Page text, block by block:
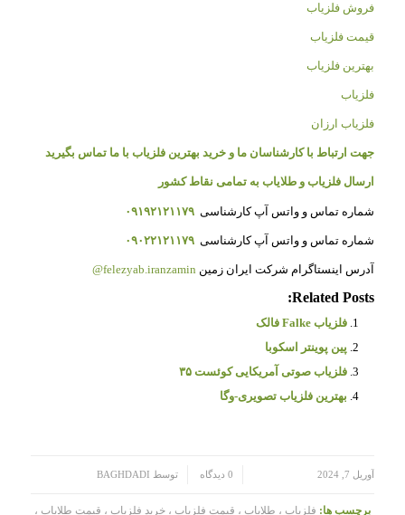
فروش فلزیاب
قیمت فلزیاب
بهترین فلزیاب
فلزیاب
فلزیاب ارزان
جهت ارتباط با کارشناسان ما و خرید بهترین فلزیاب با ما تماس بگیرید
ارسال فلزیاب و طلایاب به تمامی نقاط کشور
شماره تماس و واتس آپ کارشناسی ۰۹۱۹۲۱۲۱۱۷۹
شماره تماس و واتس آپ کارشناسی ۰۹۰۲۲۱۲۱۱۷۹
آدرس اینستاگرام شرکت ایران زمین felezyab.iranzamin@
Related Posts:
فلزیاب Falke فالک
پین پوینتر اسکوبا
فلزیاب صوتی آمریکایی کوئست ۳۵
بهترین فلزیاب تصویری-وگا
آوریل 7, 2024 0 دیدگاه توسط BAGHDADI
برچسب ها: فلزیاب ، طلایاب ، قیمت فلزیاب ، خرید فلزیاب ، قیمت طلایاب ،